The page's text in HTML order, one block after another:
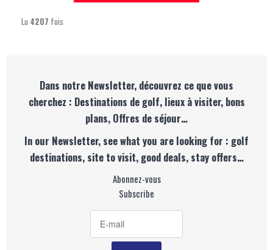
Lu 4207 fois
Dans notre Newsletter, découvrez ce que vous
cherchez : Destinations de golf, lieux à visiter, bons
plans, Offres de séjour…
In our Newsletter, see what you are looking for : golf
destinations, site to visit, good deals, stay offers…
Abonnez-vous
Subscribe